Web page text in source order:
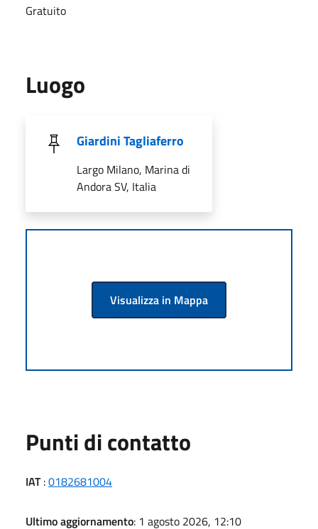
Gratuito
Luogo
Giardini Tagliaferro
Largo Milano, Marina di
Andora SV, Italia
Visualizza in Mappa
Punti di contatto
IAT:0182681004
Ultimo aggiornamento: 1 agosto 2026, 12:10